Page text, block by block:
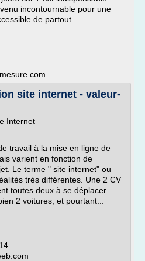
incontournable pour une
de partout.
site internet - valeur-
Internet
travail à la mise en ligne de
varient en fonction de
Le terme " site internet" ou
très différentes. Une 2 CV
toutes deux à se déplacer
2 voitures, et pourtant...